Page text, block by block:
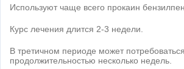
Используют чаще всего прокаин
Курс лечения длится 2-3 недели.
В третичном периоде может
продолжительностью несколько недель.